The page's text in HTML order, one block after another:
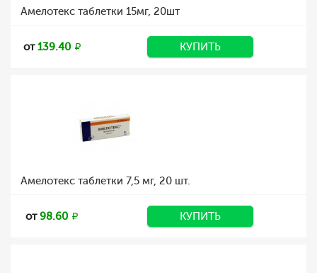
Амелотекс таблетки 15мг, 20шт
от139.40 КУПИТЬ
Амелотекс таблетки 7,5 мг, 20 шт.
от98.60 КУПИТЬ